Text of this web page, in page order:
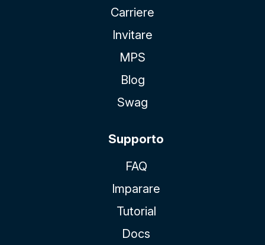
Carriere
Invitare
MPS
Blog
Swag
Supporto
FAQ
Imparare
Tutorial
Docs